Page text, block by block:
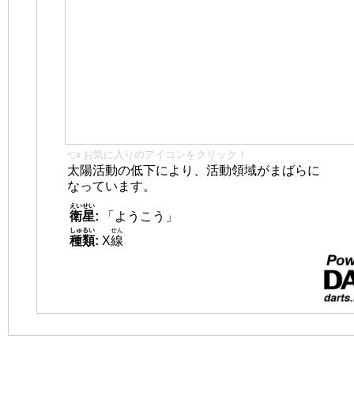
👈 お気に入りのアイコンをクリック！
太陽活動の低下により、活動領域がまばらに
なっています。
衛星
えいせい
:
「ようこう」
種類
しゅるい
: X線
せん